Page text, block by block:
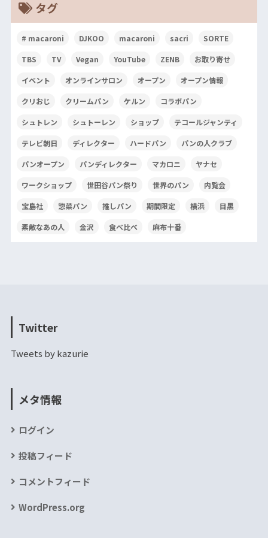
タグ
# macaroni DJKOO macaroni sacri SORTE
TBS TV Vegan YouTube ZENB お取り寄せ
イベント オンラインサロン オープン オープン情報
クリおじ クリームパン ケルン コラボパン
シュトレン シュトーレン ショップ テコールジャンティ
テレビ朝日 ディレクター ハードパン パンの人クラブ
パンオープン パンディレクター マカロニ ヤナセ
ワークショップ 世田谷パン祭り 世界のパン 内覧会
宝島社 惣菜パン 推しパン 期間限定 横浜 目黒
素敵なあの人 金沢 食べ比べ 麻布十番
Twitter
Tweets by kazurie
メタ情報
ログイン
投稿フィード
コメントフィード
WordPress.org